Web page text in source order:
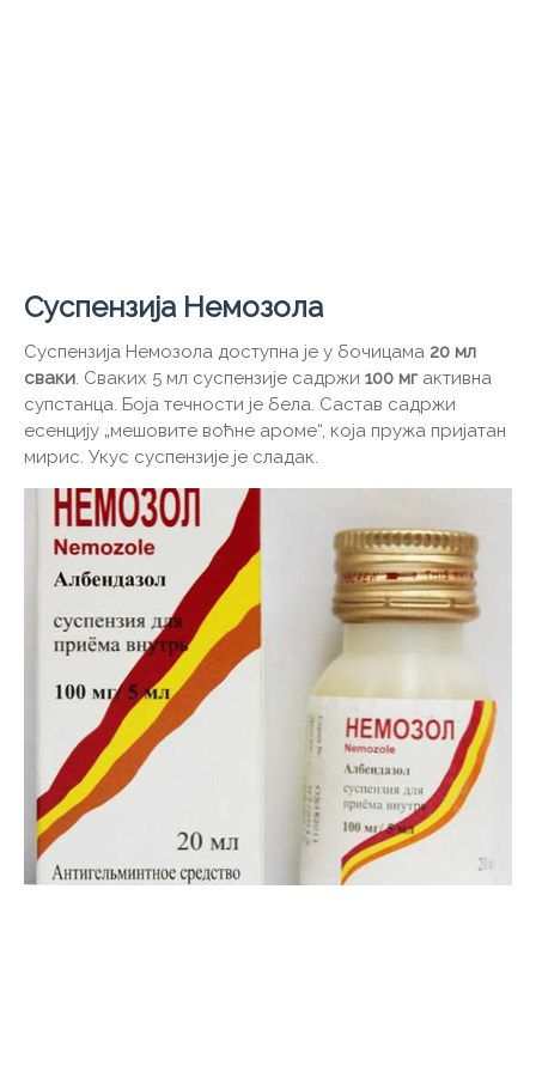
Суспензија Немозола
Суспензија Немозола доступна је у бочицама 20 мл
сваки. Сваких 5 мл суспензије садржи 100 мгактивна
супстанца. Боја течности је бела. Састав садржи
есенцију „мешовите воћне ароме“, која пружа пријатан
мирис. Укус суспензије је сладак.